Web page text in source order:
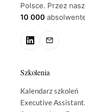
Polsce. Przez
10 000
Szkolenia
Kalendarz szkoleń
Executive